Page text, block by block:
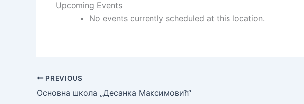
Upcoming Events
No events currently scheduled at this location.
PREVIOUS
Основна школа „Десанка Максимовић“